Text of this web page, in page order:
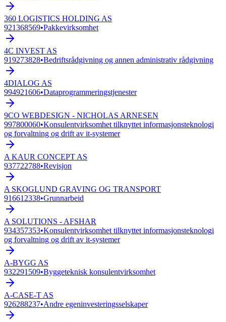
360 LOGISTICS HOLDING AS
921368569•Pakkevirksomhet
4C INVEST AS
919273828•Bedriftsrådgivning og annen administrativ rådgivning
4DIALOG AS
994921606•Dataprogrammeringstjenester
9CO WEBDESIGN - NICHOLAS ARNESEN
997800060•Konsulentvirksomhet tilknyttet informasjonsteknologi
og forvaltning og drift av it-systemer
A KAUR CONCEPT AS
937722788•Revisjon
A SKOGLUND GRAVING OG TRANSPORT
916612338•Grunnarbeid
A SOLUTIONS - AFSHAR
934357353•Konsulentvirksomhet tilknyttet informasjonsteknologi
og forvaltning og drift av it-systemer
A-BYGG AS
932291509•Byggeteknisk konsulentvirksomhet
A-CASE-T AS
926288237•Andre egeninvesteringsselskaper